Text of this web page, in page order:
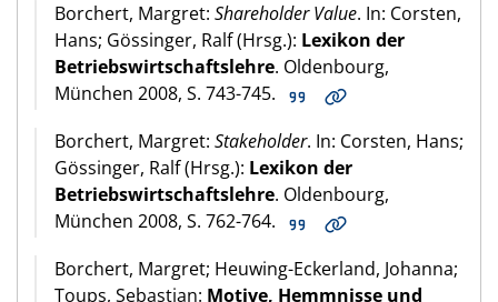
Borchert, Margret: Shareholder Value. In: Corsten,
Hans; Gössinger, Ralf (Hrsg.): Lexikon der
Betriebswirtschaftslehre. Oldenbourg,
München 2008, S. 743-745.
Borchert, Margret: Stakeholder. In: Corsten, Hans;
Gössinger, Ralf (Hrsg.): Lexikon der
Betriebswirtschaftslehre. Oldenbourg,
München 2008, S. 762-764.
Borchert, Margret; Heuwing-Eckerland, Johanna;
Toups, Sebastian: Motive, Hemmnisse und